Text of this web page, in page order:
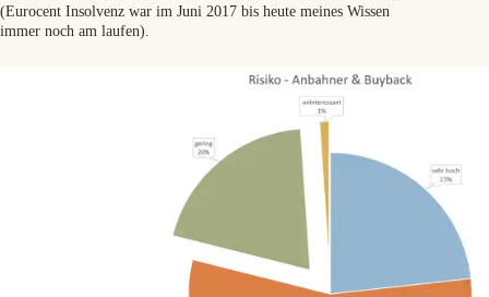
(Eurocent Insolvenz war im Juni 2017 bis heute meines Wissen
immer noch am laufen).